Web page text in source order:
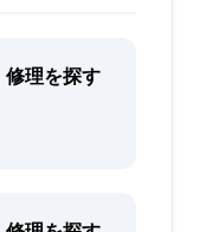
理を探す